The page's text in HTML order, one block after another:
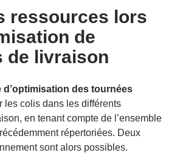
ressources lors
de
de livraison
d’optimisation des tournées
les colis dans les différents
en tenant compte de l’ensemble
répertoriées. Deux
sont alors possibles.